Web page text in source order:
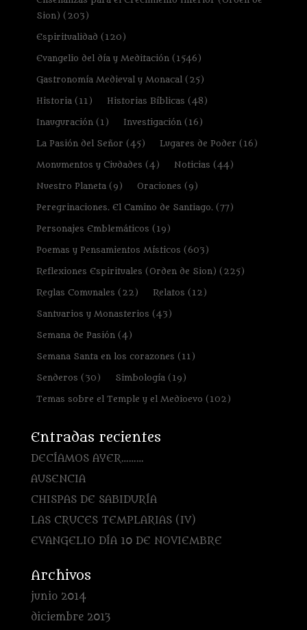
Sion) (203)
Espiritualidad (120)
Evangelio del día y Meditación (1546)
Gastronomía Medieval y Monacal (25)
Historia (11) Historias Bíblicas (48)
Inauguración (1) Investigación (16)
La Pasión del Señor (45) Lugares de Poder (16)
Monumentos y Ciudades (4) Noticias (44)
Nuestro Planeta (9) Oraciones (9)
Peregrinaciones. El Camino de Santiago. (77)
Personajes Emblemáticos (19)
Poemas y Pensamientos Místicos (603)
Reflexiones Espirituales (Orden de Sion) (225)
Reglas Comunales (22) Relatos (12)
Santuarios y Monasterios (43)
Semana de Pasión (4)
Semana Santa en los corazones (11)
Senderos (30) Simbología (19)
Temas sobre el Temple y el Medioevo (102)
Entradas recientes
DECÍAMOS AYER………
AUSENCIA
CHISPAS DE SABIDURÍA
LAS CRUCES TEMPLARIAS (IV)
EVANGELIO DÍA 10 DE NOVIEMBRE
Archivos
junio 2014
diciembre 2013